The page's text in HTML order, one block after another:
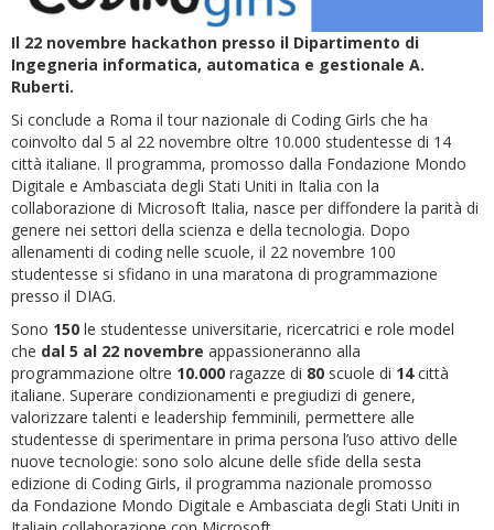
Il 22 novembre hackathon presso il Dipartimento di
Ingegneria informatica, automatica e gestionale A.
Ruberti.
Si conclude a Roma il tour nazionale di Coding Girls che ha
coinvolto dal 5 al 22 novembre oltre 10.000 studentesse di 14
città italiane. Il programma, promosso dalla Fondazione Mondo
Digitale e Ambasciata degli Stati Uniti in Italia con la
collaborazione di Microsoft Italia, nasce per diffondere la parità di
genere nei settori della scienza e della tecnologia. Dopo
allenamenti di coding nelle scuole, il 22 novembre 100
studentesse si sfidano in una maratona di programmazione
presso il DIAG.
Sono 150 le studentesse universitarie, ricercatrici e role model
che dal 5 al 22 novembre appassioneranno alla
programmazione oltre 10.000 ragazze di 80 scuole di 14città
italiane. Superare condizionamenti e pregiudizi di genere,
valorizzare talenti e leadership femminili, permettere alle
studentesse di sperimentare in prima persona l’uso attivo delle
nuove tecnologie: sono solo alcune delle sfide della sesta
edizione di Coding Girls, il programma nazionale promosso
da Fondazione Mondo Digitale e Ambasciata degli Stati Uniti in